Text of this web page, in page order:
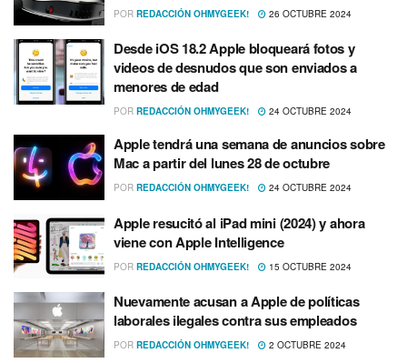
POR REDACCIÓN OHMYGEEK! 26 OCTUBRE 2024
Desde iOS 18.2 Apple bloqueará fotos y
videos de desnudos que son enviados a
menores de edad
POR REDACCIÓN OHMYGEEK! 24 OCTUBRE 2024
Apple tendrá una semana de anuncios sobre
Mac a partir del lunes 28 de octubre
POR REDACCIÓN OHMYGEEK! 24 OCTUBRE 2024
Apple resucitó al iPad mini (2024) y ahora
viene con Apple Intelligence
POR REDACCIÓN OHMYGEEK! 15 OCTUBRE 2024
Nuevamente acusan a Apple de políticas
laborales ilegales contra sus empleados
POR REDACCIÓN OHMYGEEK! 2 OCTUBRE 2024